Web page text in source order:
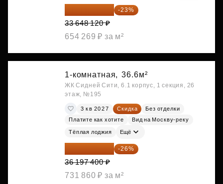
25 909 052 ₽ -23%
33 648 120 ₽
654 269 ₽ за м²
1-комнатная, 36.6м²
ЖК Сидней Сити, 6.1 корпус, 1 секция, 26
этаж, №195
3 кв 2027 Скидка
Без отделки
Платите как хотите
Вид на Москву-реку
Тёплая лоджия Ещё
26 786 076 ₽ -26%
36 197 400 ₽
731 860 ₽ за м²